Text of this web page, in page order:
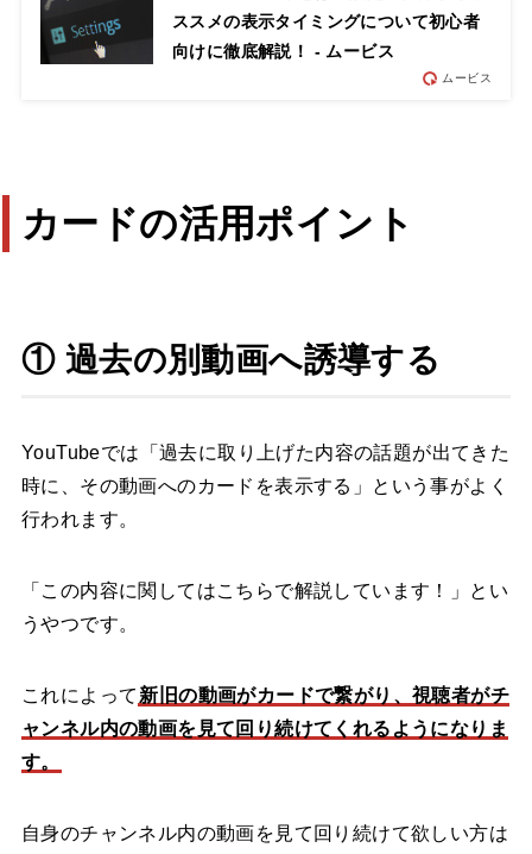
ススメの表示タイミングについて初心者
向けに徹底解説！ - ムービス
ムービス
カードの活用ポイント
① 過去の別動画へ誘導する
YouTubeでは「過去に取り上げた内容の話題が出てきた
時に、その動画へのカードを表示する」という事がよく
行われます。
「この内容に関してはこちらで解説しています！」とい
うやつです。
これによって 新旧の動画がカードで繋がり、視聴者がチ
ャンネル内の動画を見て回り続けてくれるようになりま
す。
自身のチャンネル内の動画を見て回り続けて欲しい方は